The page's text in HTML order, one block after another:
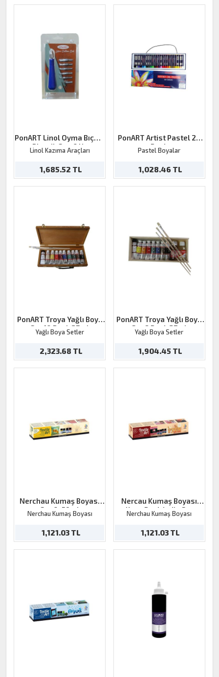
PonART Linol Oyma Bıçağı
Plastik Sap 6 Uç
Linol Kazıma Araçları
1,685.52 TL
PonART Artist Pastel 24
Renk
Pastel Boyalar
1,028.46 TL
PonART Troya Yağlı Boya
Set 10 Renk 37ml
Yağlı Boya Setler
2,323.68 TL
PonART Troya Yağlı Boya
Set 8 Renk 37ml
Yağlı Boya Setler
1,904.45 TL
Nerchau Kumaş Boyası
Set 6x59ml
Nerchau Kumaş Boyası
1,121.03 TL
Nercau Kumaş Boyası
Koyu Renk India Set
6x59ml
Nerchau Kumaş Boyası
1,121.03 TL